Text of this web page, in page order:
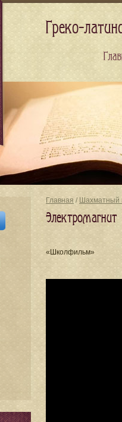
Главная / Шахматный
Электромагнит
«Школфильм»
Греко-